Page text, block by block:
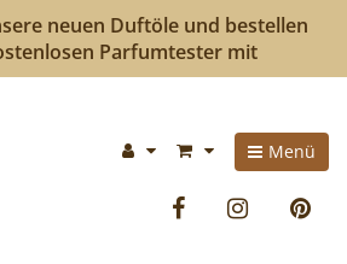
neuen Duftöle und bestellen
Parfumtester mit
Im
Menü
Facebook